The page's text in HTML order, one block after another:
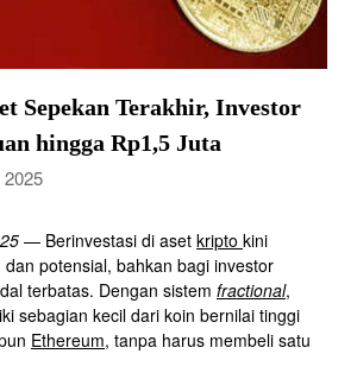
Sepekan Terakhir, Investor
hingga Rp1,5 Juta
— Berinvestasi di aset kripto kini
potensial, bahkan bagi investor
terbatas. Dengan sistem fractional,
sebagian kecil dari koin bernilai tinggi
Ethereum, tanpa harus membeli satu